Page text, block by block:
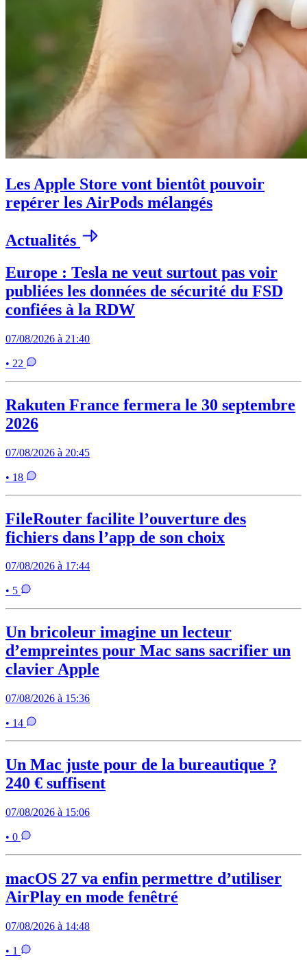
Les Apple Store vont bientôt pouvoir
repérer les AirPods mélangés
Actualités
Europe : Tesla ne veut surtout pas voir
publiées les données de sécurité du FSD
confiées à la RDW
07/08/2026 à 21:40
• 22
Rakuten France fermera le 30 septembre
2026
07/08/2026 à 20:45
• 18
FileRouter facilite l’ouverture des
fichiers dans l’app de son choix
07/08/2026 à 17:44
• 5
Un bricoleur imagine un lecteur
d’empreintes pour Mac sans sacrifier un
clavier Apple
07/08/2026 à 15:36
• 14
Un Mac juste pour de la bureautique ?
240 € suffisent
07/08/2026 à 15:06
• 0
macOS 27 va enfin permettre d’utiliser
AirPlay en mode fenêtré
07/08/2026 à 14:48
• 1